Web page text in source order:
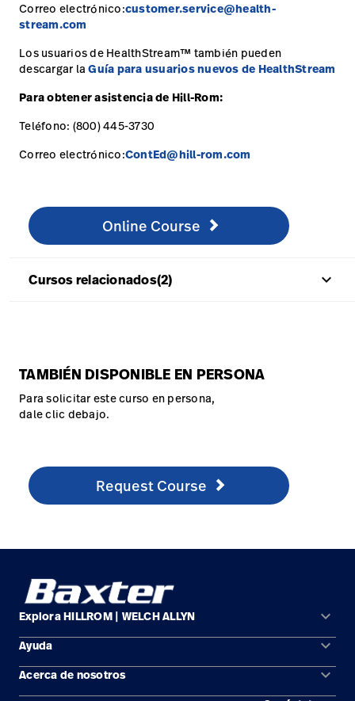
Correo electrónico:customer.service@health-
stream.com
Los usuarios de HealthStream™ también pueden
descargar laGuía para usuarios nuevos de HealthStream
Para obtener asistencia de Hill-Rom:
Teléfono: (800) 445-3730
Correo electrónico:ContEd@hill-rom.com
Online Course
http://www.healthstream.com/hlc/hillromcourses
Online Course
Cursos relacionados(2) keyboard_arrow_up
TAMBIÉN DISPONIBLE EN PERSONA
Para solicitar este curso en persona,
dale clic debajo.
Request Course
http://hill-rom.com/usa/Our-Company/Contact-Us/
Request Course
Explora HILLROM | WELCH ALLYN keyboard_arrow_down
Soluciones
Productos
Ayuda keyboard_arrow_down
Comunícate con nosotros
Acerca de nosotros keyboard_arrow_down